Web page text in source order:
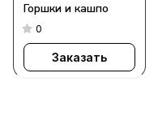
Горшки и кашпо
0
Заказать